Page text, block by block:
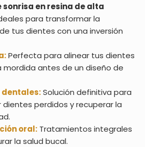
sonrisa en resina de alta
para transformar la
tus dientes con una inversión
Perfecta para alinear tus dientes
mordida antes de un diseño de
Solución definitiva para
perdidos y recuperar la
oral: Tratamientos integrales
la salud bucal.